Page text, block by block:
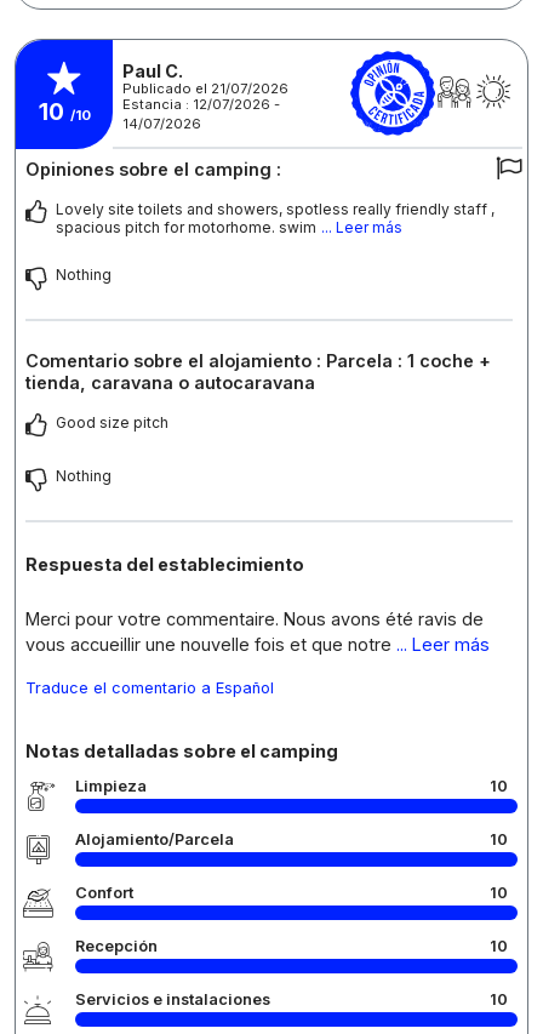
10 /10
Paul C.
Publicado el 21/07/2026
Estancia : 12/07/2026 -
14/07/2026
Opiniones sobre el camping :
Lovely site toilets and showers, spotless really friendly staff ,
spacious pitch for motorhome. swim ... Leer más
Nothing
Comentario sobre el alojamiento : Parcela : 1 coche +
tienda, caravana o autocaravana
Good size pitch
Nothing
Respuesta del establecimiento
Merci pour votre commentaire. Nous avons été ravis de
vous accueillir une nouvelle fois et que notre ... Leer más
Traduce el comentario a Español
Notas detalladas sobre el camping
Limpieza 10
Alojamiento/Parcela 10
Confort 10
Recepción 10
Servicios e instalaciones 10